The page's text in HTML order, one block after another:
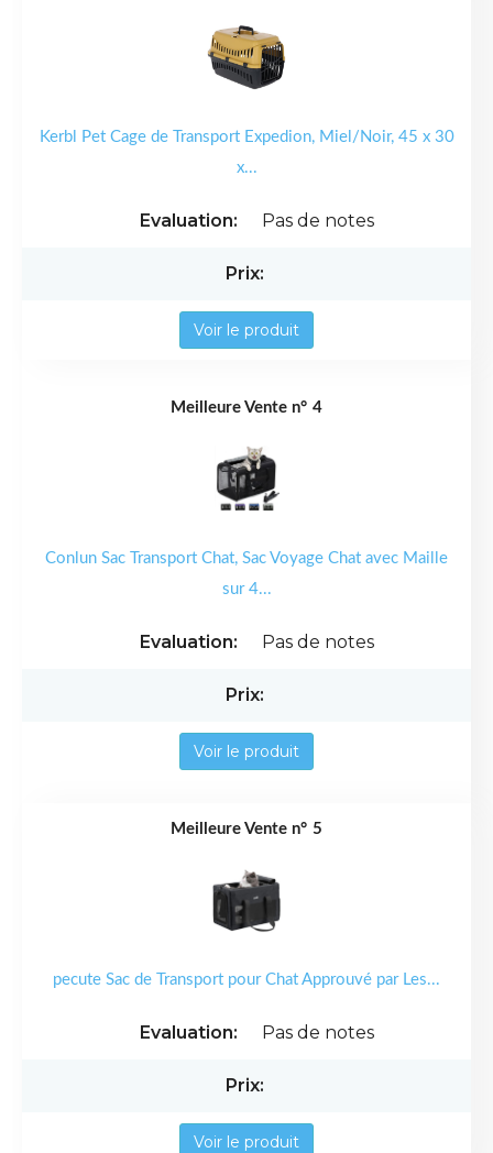
Kerbl Pet Cage de Transport Expedion, Miel/Noir, 45 x 30
x...
Pas de notes
Voir le produit
4
Conlun Sac Transport Chat, Sac Voyage Chat avec Maille
sur 4...
Pas de notes
Voir le produit
5
pecute Sac de Transport pour Chat Approuvé par Les...
Pas de notes
Voir le produit